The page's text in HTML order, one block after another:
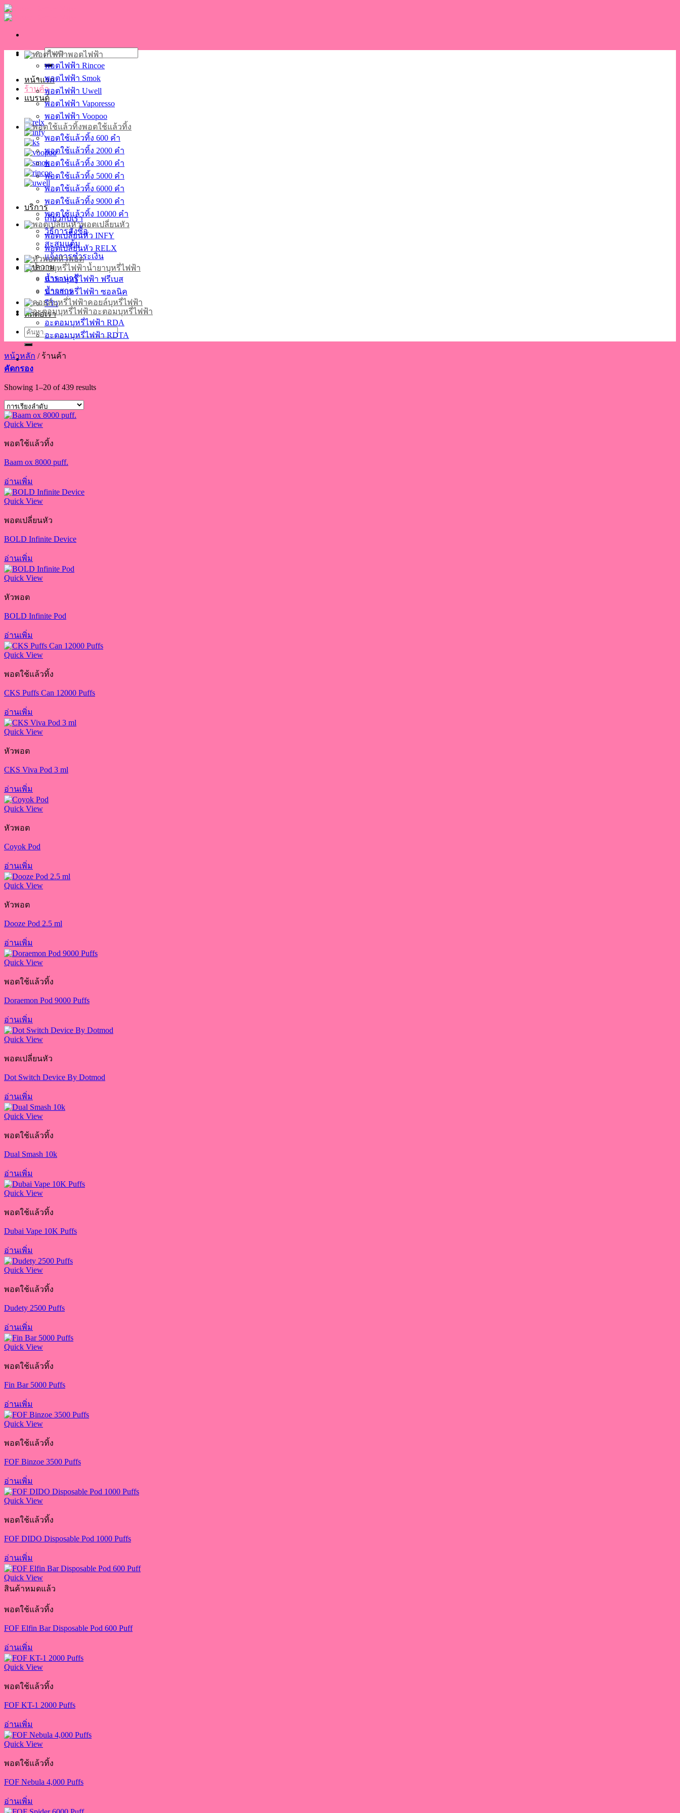
Skip
to
ค้นหา:
หน้าแรก
ร้านค้า
แบรนด์
บริการ
เกี่ยวกับเรา
วิธีการสั่งซื้อ
สะสมแต้ม
แจ้งการชำระเงิน
บทความ
สาระน่ารู้
ข่าวสาร
รีวิว
ติดต่อเรา
ค้นหา:
พอตไฟฟ้า
พอตไฟฟ้า Rincoe
พอตไฟฟ้า Smok
พอตไฟฟ้า Uwell
พอตไฟฟ้า Vaporesso
พอตไฟฟ้า Voopoo
พอตใช้แล้วทิ้ง
พอตใช้แล้วทิ้ง 600 คำ
พอตใช้แล้วทิ้ง 2000 คำ
พอตใช้แล้วทิ้ง 3000 คำ
พอตใช้แล้วทิ้ง 5000 คำ
พอตใช้แล้วทิ้ง 6000 คำ
พอตใช้แล้วทิ้ง 9000 คำ
พอตใช้แล้วทิ้ง 10000 คำ
พอตเปลี่ยนหัว
พอตเปลี่ยนหัว INFY
พอตเปลี่ยนหัว RELX
หัวพอต
น้ำยาบุหรี่ไฟฟ้า
น้ำยาบุหรี่ไฟฟ้า ฟรีเบส
น้ำยาบุหรี่ไฟฟ้า ซอลนิค
คอยล์บุหรี่ไฟฟ้า
อะตอมบุหรี่ไฟฟ้า
อะตอมบุหรี่ไฟฟ้า RDA
อะตอมบุหรี่ไฟฟ้า RDTA
หน้าหลัก /ร้านค้า
คัดกรอง
Showing 1–20 of 439 results
Quick View
พอตใช้แล้วทิ้ง
Baam ox 8000 puff.
อ่านเพิ่ม
Quick View
พอตเปลี่ยนหัว
BOLD Infinite Device
อ่านเพิ่ม
Quick View
หัวพอต
BOLD Infinite Pod
อ่านเพิ่ม
Quick View
พอตใช้แล้วทิ้ง
CKS Puffs Can 12000 Puffs
อ่านเพิ่ม
Quick View
หัวพอต
CKS Viva Pod 3 ml
อ่านเพิ่ม
Quick View
หัวพอต
Coyok Pod
อ่านเพิ่ม
Quick View
หัวพอต
Dooze Pod 2.5 ml
อ่านเพิ่ม
Quick View
พอตใช้แล้วทิ้ง
Doraemon Pod 9000 Puffs
อ่านเพิ่ม
Quick View
พอตเปลี่ยนหัว
Dot Switch Device By Dotmod
อ่านเพิ่ม
Quick View
พอตใช้แล้วทิ้ง
Dual Smash 10k
อ่านเพิ่ม
Quick View
พอตใช้แล้วทิ้ง
Dubai Vape 10K Puffs
อ่านเพิ่ม
Quick View
พอตใช้แล้วทิ้ง
Dudety 2500 Puffs
อ่านเพิ่ม
Quick View
พอตใช้แล้วทิ้ง
Fin Bar 5000 Puffs
อ่านเพิ่ม
Quick View
พอตใช้แล้วทิ้ง
FOF Binzoe 3500 Puffs
อ่านเพิ่ม
Quick View
พอตใช้แล้วทิ้ง
FOF DIDO Disposable Pod 1000 Puffs
อ่านเพิ่ม
Quick View
สินค้าหมดแล้ว
พอตใช้แล้วทิ้ง
FOF Elfin Bar Disposable Pod 600 Puff
อ่านเพิ่ม
Quick View
พอตใช้แล้วทิ้ง
FOF KT-1 2000 Puffs
อ่านเพิ่ม
Quick View
พอตใช้แล้วทิ้ง
FOF Nebula 4,000 Puffs
อ่านเพิ่ม